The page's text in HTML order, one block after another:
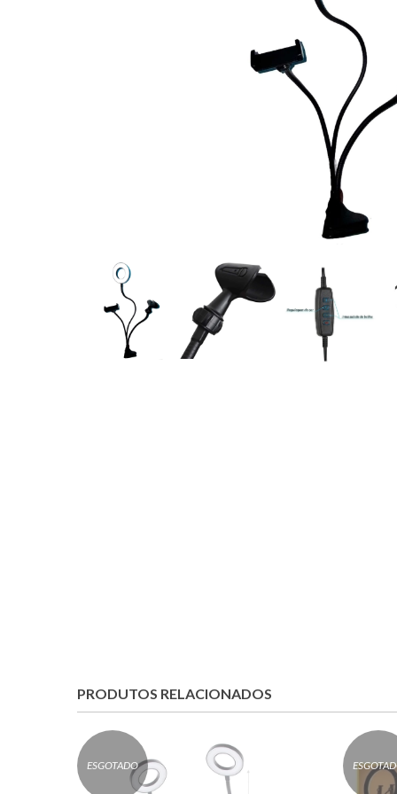
PRODUTOS RELACIONADOS
ESGOTADO